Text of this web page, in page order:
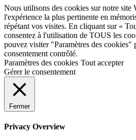
Nous utilisons des cookies sur notre
l'expérience la plus pertinente en
répétant vos visites. En cliquant sur «
consentez à l'utilisation de TOUS les
pouvez visiter "Paramètres des cookies"
consentement contrôlé.
Paramètres des cookies Tout accepter
Gérer le consentement
Fermer
Privacy Overview